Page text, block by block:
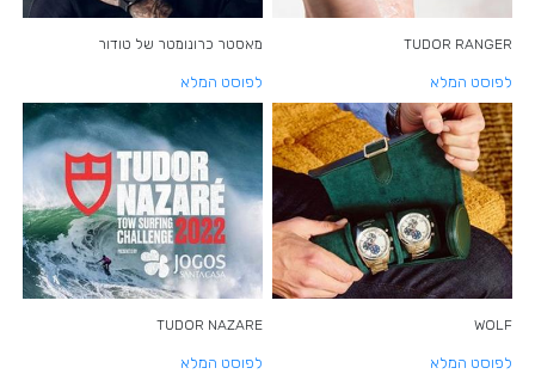
TUDOR RANGER
לפוסט המלא
מאסטר כרונומטר של טודור
לפוסט המלא
WOLF
לפוסט המלא
TUDOR NAZARE
לפוסט המלא